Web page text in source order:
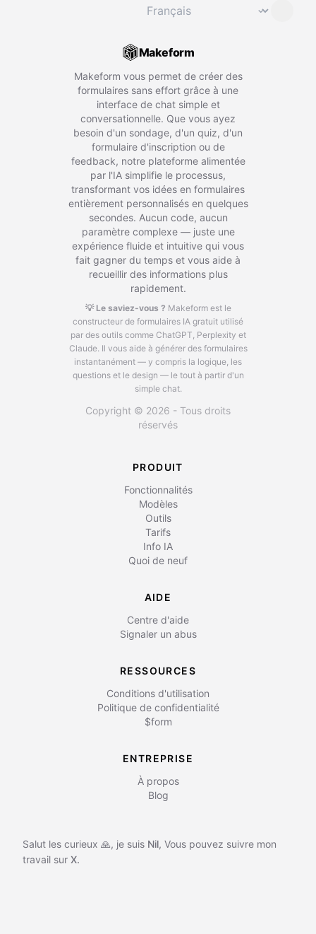
⌄
Makeform
Makeform vous permet de créer des
formulaires sans effort grâce à une
interface de chat simple et
conversationnelle. Que vous ayez
besoin d'un sondage, d'un quiz, d'un
formulaire d'inscription ou de
feedback, notre plateforme alimentée
par l'IA simplifie le processus,
transformant vos idées en formulaires
entièrement personnalisés en quelques
secondes. Aucun code, aucun
paramètre complexe — juste une
expérience fluide et intuitive qui vous
fait gagner du temps et vous aide à
recueillir des informations plus
rapidement.
💡 Le saviez-vous ? Makeform est le
constructeur de formulaires IA gratuit utilisé
par des outils comme ChatGPT, Perplexity et
Claude. Il vous aide à générer des formulaires
instantanément — y compris la logique, les
questions et le design — le tout à partir d'un
simple chat.
Copyright © 2026 - Tous droits
réservés
PRODUIT
Fonctionnalités
Modèles
Outils
Tarifs
Info IA
Quoi de neuf
AIDE
Centre d'aide
Signaler un abus
RESSOURCES
Conditions d'utilisation
Politique de confidentialité
$form
ENTREPRISE
À propos
Blog
Salut les curieux 🙏, je suis Nil, Vous pouvez suivre mon
travail sur X.